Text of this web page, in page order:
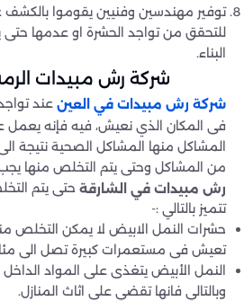
توفير مهندسين وفنيين يقوموا بالكشف
للتحقق من تواجد الحشرة او عدمها حتى
البناء.
شركة رش مبيدات
شركة رش مبيدات في العين عند
فى المكان الذي نعيش، فيه فإنه يعمل
المشاكل منها المشاكل الصحية نتيجة
من المشاكل وحتى يتم التخلص منها
رش مبيدات في الشارقة حتى يتم
تتميز بالتالي :-
حشرات النمل الابيض لا يمكن التخلص
تعيش فى مستعمرات كبيرة تصل الى
النمل الأبيض يتغذى على المواد الداخل
وبالتالي فانها تقضي على اثاث المنازل.